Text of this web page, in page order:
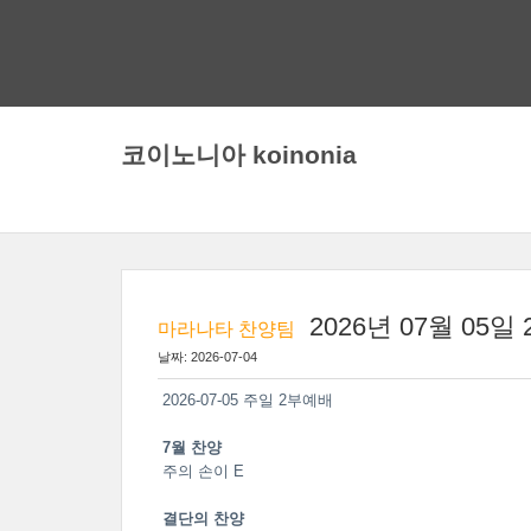
코이노니아 koinonia
마라나타 찬양팀 2026년 07월 05일
날짜: 2026-07-04
2026-07-05 주일 2부예배
7월 찬양
주의 손이 E
결단의 찬양